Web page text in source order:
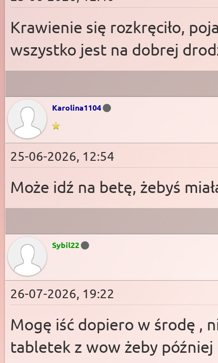
Krawienie się rozkręciło,
wszystko jest na dobrej
Karolina1104
25-06-2026, 12:54
Może idź na betę, żebyś
Sybil22
26-07-2026, 19:22
Mogę iść dopiero w środę ,
tabletek z wow żeby później